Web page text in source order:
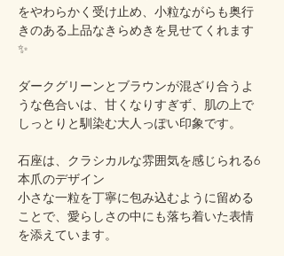
をやわらかく受け止め、小粒ながらも奥行
きのある上品なきらめきを見せてくれます
✨
ダークグリーンとブラウンが混ざり合うよ
うな色合いは、甘くなりすぎず、肌の上で
しっとりと馴染む大人っぽい印象です。
石座は、クラシカルな雰囲気を感じられる6
本爪のデザイン
小さな一粒を丁寧に包み込むように留める
ことで、愛らしさの中にも落ち着いた表情
を添えています。